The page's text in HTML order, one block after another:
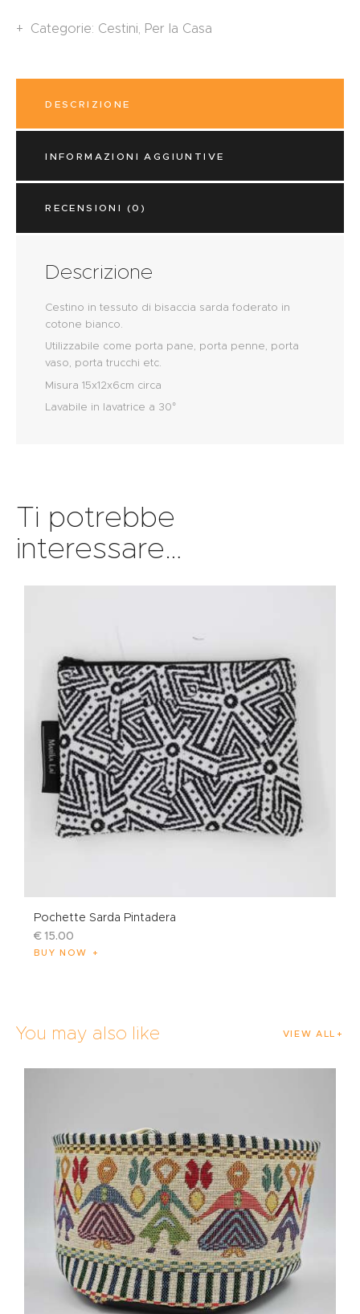
Categorie: Cestini, Per la Casa
DESCRIZIONE
INFORMAZIONI AGGIUNTIVE
RECENSIONI (0)
Descrizione
Cestino in tessuto di bisaccia sarda foderato in
cotone bianco.
Utilizzabile come porta pane, porta penne, porta
vaso, porta trucchi etc.
Misura 15x12x6cm circa
Lavabile in lavatrice a 30°
Ti potrebbe
interessare…
Pochette Sarda Pintadera
€ 15.00
BUY NOW
You may also like VIEW ALL